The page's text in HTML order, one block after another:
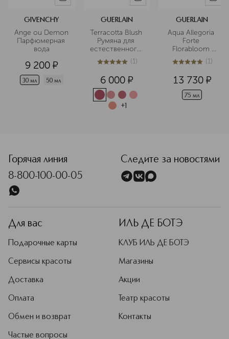
GIVENCHY
Ange ou Demon
Парфюмерная
вода
9 200 ¤
30 мл 50 мл
GUERLAIN
Terracotta Blush
Румяна для
естественного
сияния кожи
5из 51 (1)
6 000 ¤
+1
GUERLAIN
Aqua Allegoria
Forte
Florabloom
Парфюмерная
вода
5из 51 (1)
13 730 ¤
75 мл
Горячая линия
8-800-100-00-05
Следите за новостями
Для вас
Подарочные карты
Сервисы красоты
Доставка
Оплата
Обмен и возврат
Частые вопросы
ИЛЬ ДЕ БОТЭ
КЛУБ ИЛЬ ДЕ БОТЭ
Магазины
Акции
Театр красоты
Контакты